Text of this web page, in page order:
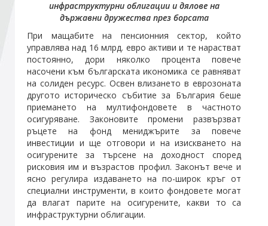
Абонирайте се!
инфраструктурни облигации и дялове на
държавни дружества през борсата
При мащабите на пенсионния сектор, който
управлява над 16 млрд. евро активи и те нарастват
постоянно, дори няколко процента повече
насочени към българската икономика се равняват
на солиден ресурс. Освен влизането в еврозоната
другото историческо събитие за България беше
приемането на мултифондовете в частното
осигуряване. Законовите промени развързват
ръцете на фонд мениджърите за повече
инвестиции и ще отговори и на изискването на
осигурените за търсене на доходност според
рисковия им и възрастов профил. Законът вече и
ясно регулира издаването на по-широк кръг от
специални инструменти, в които фондовете могат
да влагат парите на осигурените, какви то са
инфраструктурни облигации.